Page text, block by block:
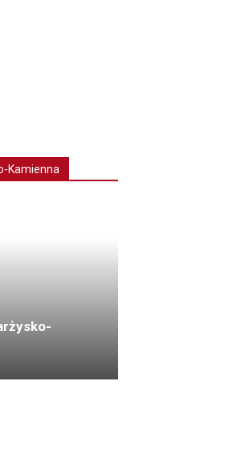
Kamienna